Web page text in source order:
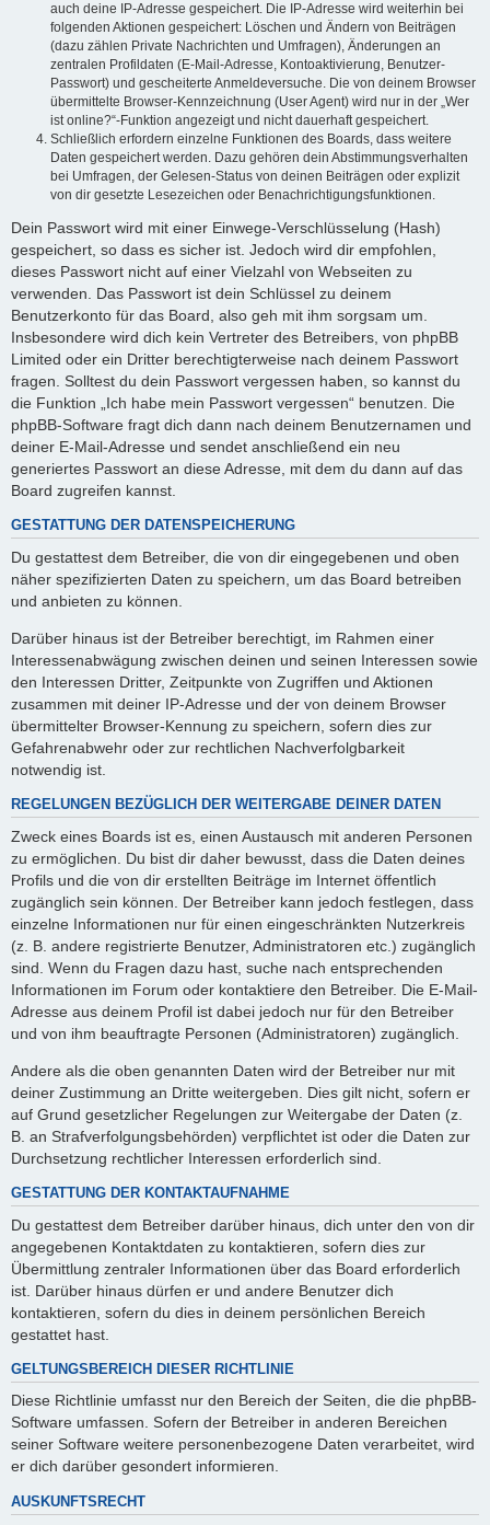
auch deine IP-Adresse gespeichert. Die IP-Adresse wird weiterhin bei
folgenden Aktionen gespeichert: Löschen und Ändern von Beiträgen
(dazu zählen Private Nachrichten und Umfragen), Änderungen an
zentralen Profildaten (E-Mail-Adresse, Kontoaktivierung, Benutzer-
Passwort) und gescheiterte Anmeldeversuche. Die von deinem Browser
übermittelte Browser-Kennzeichnung (User Agent) wird nur in der „Wer
ist online?“-Funktion angezeigt und nicht dauerhaft gespeichert.
Schließlich erfordern einzelne Funktionen des Boards, dass weitere
Daten gespeichert werden. Dazu gehören dein Abstimmungsverhalten
bei Umfragen, der Gelesen-Status von deinen Beiträgen oder explizit
von dir gesetzte Lesezeichen oder Benachrichtigungsfunktionen.
Dein Passwort wird mit einer Einwege-Verschlüsselung (Hash)
gespeichert, so dass es sicher ist. Jedoch wird dir empfohlen,
dieses Passwort nicht auf einer Vielzahl von Webseiten zu
verwenden. Das Passwort ist dein Schlüssel zu deinem
Benutzerkonto für das Board, also geh mit ihm sorgsam um.
Insbesondere wird dich kein Vertreter des Betreibers, von phpBB
Limited oder ein Dritter berechtigterweise nach deinem Passwort
fragen. Solltest du dein Passwort vergessen haben, so kannst du
die Funktion „Ich habe mein Passwort vergessen“ benutzen. Die
phpBB-Software fragt dich dann nach deinem Benutzernamen und
deiner E-Mail-Adresse und sendet anschließend ein neu
generiertes Passwort an diese Adresse, mit dem du dann auf das
Board zugreifen kannst.
GESTATTUNG DER DATENSPEICHERUNG
Du gestattest dem Betreiber, die von dir eingegebenen und oben
näher spezifizierten Daten zu speichern, um das Board betreiben
und anbieten zu können.
Darüber hinaus ist der Betreiber berechtigt, im Rahmen einer
Interessenabwägung zwischen deinen und seinen Interessen sowie
den Interessen Dritter, Zeitpunkte von Zugriffen und Aktionen
zusammen mit deiner IP-Adresse und der von deinem Browser
übermittelter Browser-Kennung zu speichern, sofern dies zur
Gefahrenabwehr oder zur rechtlichen Nachverfolgbarkeit
notwendig ist.
REGELUNGEN BEZÜGLICH DER WEITERGABE DEINER DATEN
Zweck eines Boards ist es, einen Austausch mit anderen Personen
zu ermöglichen. Du bist dir daher bewusst, dass die Daten deines
Profils und die von dir erstellten Beiträge im Internet öffentlich
zugänglich sein können. Der Betreiber kann jedoch festlegen, dass
einzelne Informationen nur für einen eingeschränkten Nutzerkreis
(z. B. andere registrierte Benutzer, Administratoren etc.) zugänglich
sind. Wenn du Fragen dazu hast, suche nach entsprechenden
Informationen im Forum oder kontaktiere den Betreiber. Die E-Mail-
Adresse aus deinem Profil ist dabei jedoch nur für den Betreiber
und von ihm beauftragte Personen (Administratoren) zugänglich.
Andere als die oben genannten Daten wird der Betreiber nur mit
deiner Zustimmung an Dritte weitergeben. Dies gilt nicht, sofern er
auf Grund gesetzlicher Regelungen zur Weitergabe der Daten (z.
B. an Strafverfolgungsbehörden) verpflichtet ist oder die Daten zur
Durchsetzung rechtlicher Interessen erforderlich sind.
GESTATTUNG DER KONTAKTAUFNAHME
Du gestattest dem Betreiber darüber hinaus, dich unter den von dir
angegebenen Kontaktdaten zu kontaktieren, sofern dies zur
Übermittlung zentraler Informationen über das Board erforderlich
ist. Darüber hinaus dürfen er und andere Benutzer dich
kontaktieren, sofern du dies in deinem persönlichen Bereich
gestattet hast.
GELTUNGSBEREICH DIESER RICHTLINIE
Diese Richtlinie umfasst nur den Bereich der Seiten, die die phpBB-
Software umfassen. Sofern der Betreiber in anderen Bereichen
seiner Software weitere personenbezogene Daten verarbeitet, wird
er dich darüber gesondert informieren.
AUSKUNFTSRECHT